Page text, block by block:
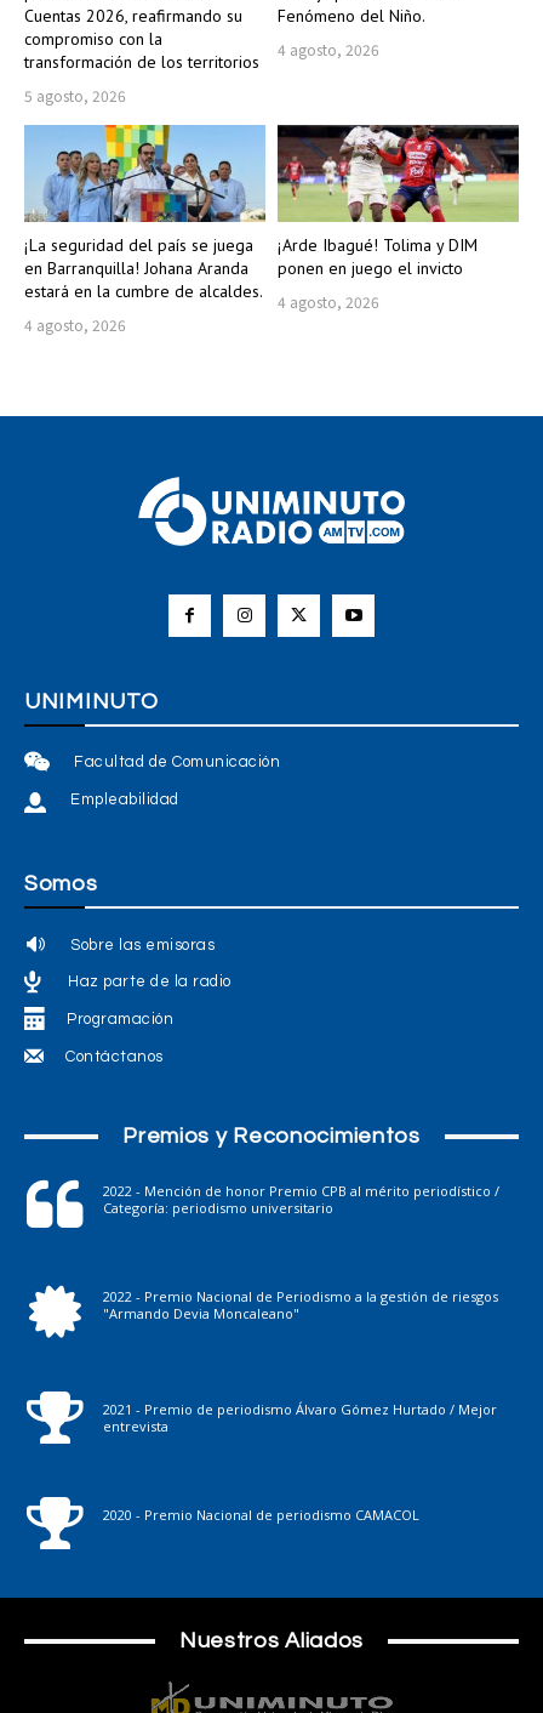
Cuentas 2026, reafirmando su
compromiso con la
transformación de los territorios
5 agosto, 2026
Fenómeno del Niño.
4 agosto, 2026
¡La seguridad del país se juega
en Barranquilla! Johana Aranda
estará en la cumbre de alcaldes.
4 agosto, 2026
¡Arde Ibagué! Tolima y DIM
ponen en juego el invicto
4 agosto, 2026
UNIMINUTO
Facultad de Comunicación
Empleabilidad
Somos
Sobre las emisoras
Haz parte de la radio
Programación
Contáctanos
Premios y Reconocimientos
2022 - Mención de honor Premio CPB al mérito periodístico /
Categoría: periodismo universitario
2022 - Premio Nacional de Periodismo a la gestión de riesgos
"Armando Devia Moncaleano"
2021 - Premio de periodismo Álvaro Gómez Hurtado / Mejor
entrevista
2020 - Premio Nacional de periodismo CAMACOL
Nuestros Aliados